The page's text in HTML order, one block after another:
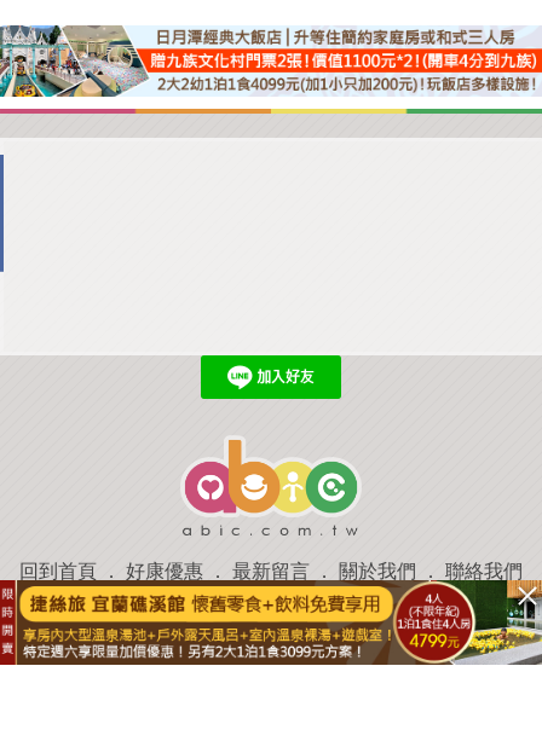
回到首頁 ． 好康優惠 ． 最新留言 ． 關於我們 ． 聯絡我們
部落格微件．商家合作．討論區 ．推薦景點． APP下載
羿磊資訊 服務條款&隱私權政策